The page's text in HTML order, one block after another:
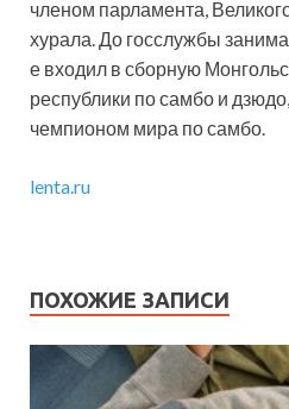
членом парламента,
хурала. До госслужбы
е входил в сборную
республики по самбо и
чемпионом мира по самбо.
lenta.ru
ПОХОЖИЕ ЗАПИСИ